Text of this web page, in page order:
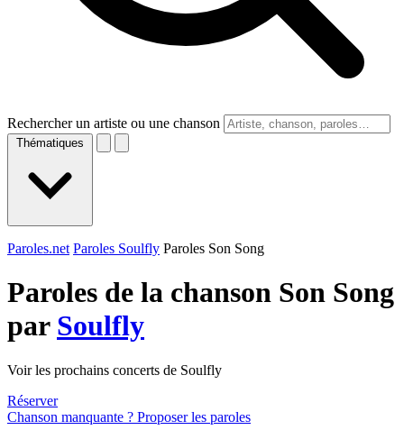
Rechercher un artiste ou une chanson
Thématiques
Paroles.net Paroles Soulfly Paroles Son Song
Paroles de la chanson Son Song
par Soulfly
Voir les prochains concerts de Soulfly
Réserver
Chanson manquante ? Proposer les paroles